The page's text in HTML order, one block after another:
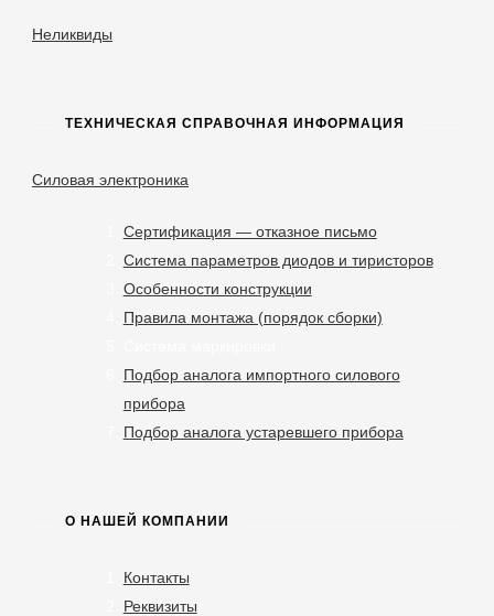
Неликвиды
ТЕХНИЧЕСКАЯ СПРАВОЧНАЯ ИНФОРМАЦИЯ
Силовая электроника
Сертификация — отказное письмо
Система параметров диодов и тиристоров
Особенности конструкции
Правила монтажа (порядок сборки)
Подбор аналога импортного силового
прибора
Подбор аналога устаревшего прибора
О НАШЕЙ КОМПАНИИ
Контакты
Реквизиты